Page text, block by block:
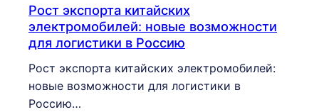
Рост экспорта китайских
электромобилей: новые возможности
для логистики в Россию
Рост экспорта китайских электромобилей:
новые возможности для логистики в
Россию…